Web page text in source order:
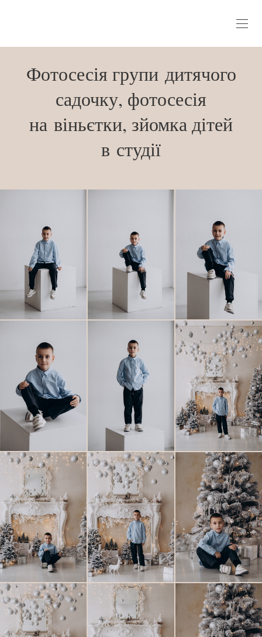
Фотосесія групи дитячого
садочку, фотосесія
на віньєтки, зйомка дітей
в студії